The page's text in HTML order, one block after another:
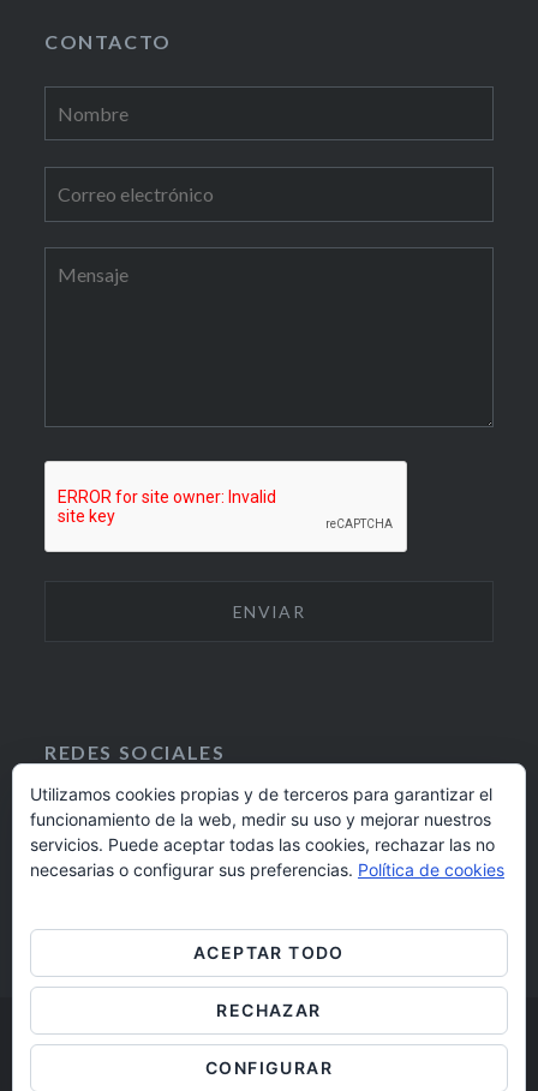
CONTACTO
REDES SOCIALES
I
N
S
A
R
M
F
A
C
B
O
924 17 16 20
Barrio Alto Badajoz © 2019
Aviso legal / Cookies
Utilizamos cookies propias y de terceros para garantizar el
funcionamiento de la web, medir su uso y mejorar nuestros
servicios. Puede aceptar todas las cookies, rechazar las no
necesarias o configurar sus preferencias. Política de cookies
ACEPTAR TODO
RECHAZAR
CONFIGURAR